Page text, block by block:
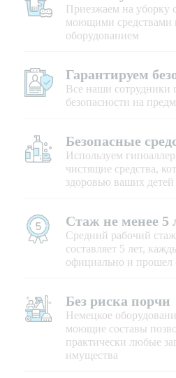
Приезжаем на уборку
моющими средствами
оборудованием
Гарантируем
Все наши сотрудники
безопасности на
Безопасные
Используем
чистящие средства,
здоровью ваших
Стаж не менее 5
Средний рабочий
составляет 5 лет,
официально и прошел
Без риска порчи
Немецкое
моющие составы
практически любые
имущества